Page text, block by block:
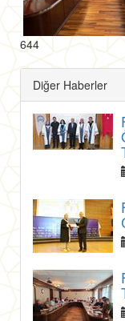
644
Diğer Haberler